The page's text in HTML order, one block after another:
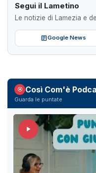
Segui il Lametino
Le notizie di Lamezia e
Google News
Così Com'è
Guarda le puntate